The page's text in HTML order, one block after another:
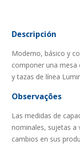
Descripción
Moderno, básico y
componer una
y tazas de línea
Observações
Las medidas de
nominales, sujetas a
cambios en sus